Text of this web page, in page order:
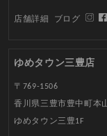
店舗詳細 ブログ
ゆめタウン三豊店
〒769-1506
香川県三豊市豊中町本
ゆめタウン三豊1F